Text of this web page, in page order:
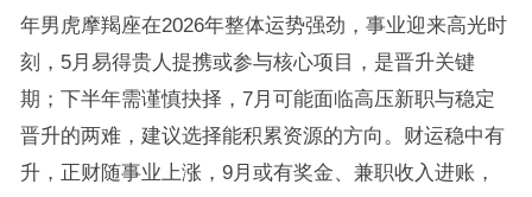
年男虎摩羯座在2026年整体运势强劲，事业迎来高光时
刻，5月易得贵人提携或参与核心项目，是晋升关键
期；下半年需谨慎抉择，7月可能面临高压新职与稳定
晋升的两难，建议选择能积累资源的方向。财运稳中有
升，正财随事业上涨，9月或有奖金、兼职收入进账，